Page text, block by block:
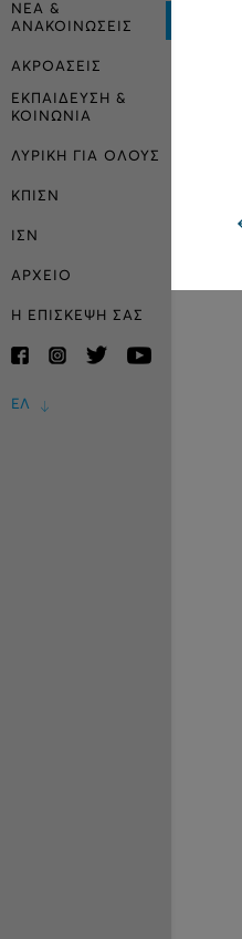
ΝΕΑ &
ΑΝΑΚΟΙΝΩΣΕΙΣ
ΑΚΡΟΑΣΕΙΣ
ΕΚΠΑΙΔΕΥΣΗ &
ΚΟΙΝΩΝΙΑ
ΛΥΡΙΚΗ ΓΙΑ ΟΛΟΥΣ
ΚΠΙΣΝ
ΙΣΝ
ΑΡΧΕΙΟ
Η ΕΠΙΣΚΕΨΗ ΣΑΣ
ΕΛ